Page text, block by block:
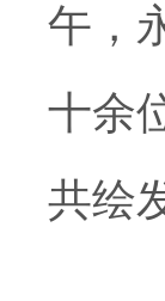
午，
十余
共绘